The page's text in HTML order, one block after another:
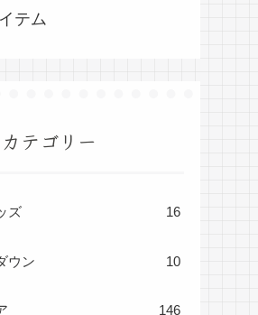
テム
カテゴリー
ズ 16
ウン 10
146